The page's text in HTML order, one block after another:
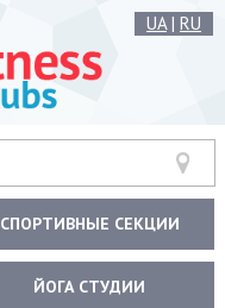
UA| RU
СПОРТИВНЫЕ СЕКЦИИ
ЙОГА СТУДИИ